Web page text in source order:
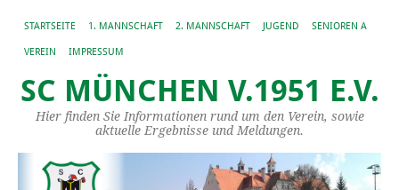
STARTSEITE 1. MANNSCHAFT 2. MANNSCHAFT JUGEND SENIOREN A
VEREIN IMPRESSUM
SC MÜNCHEN V.1951 E.V.
Hier finden Sie Informationen rund um den Verein, sowie
aktuelle Ergebnisse und Meldungen.